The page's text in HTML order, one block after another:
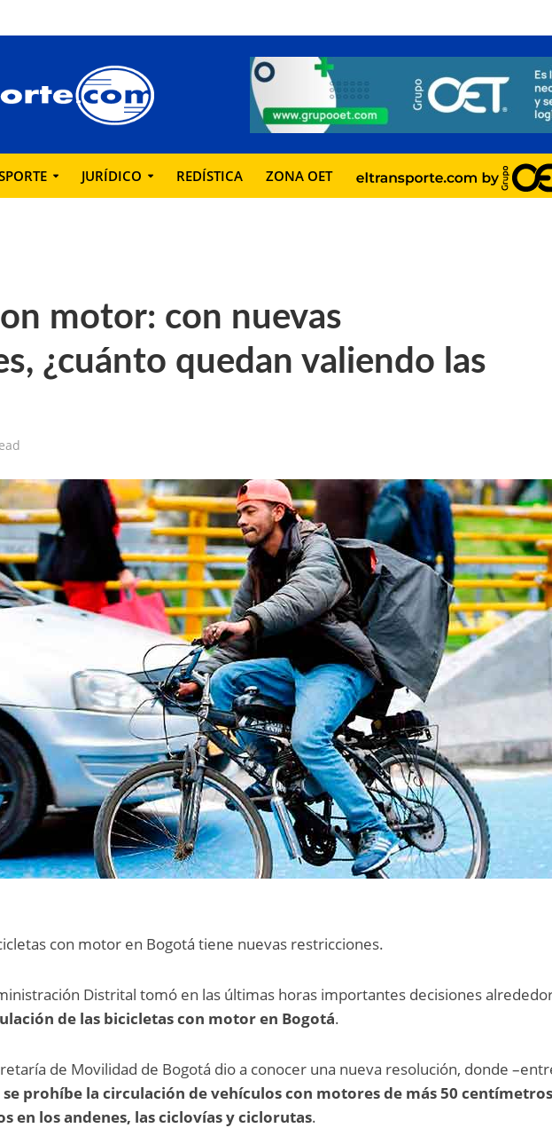
JURÍDICO REDÍSTICA ZONA OET
motor: con nuevas
¿cuánto quedan valiendo las
con motor en Bogotá tiene nuevas restricciones.
Distrital tomó en las últimas horas importantes decisiones
de las bicicletas con motor en Bogotá.
de Movilidad de Bogotá dio a conocer una nueva resolución, donde
se prohíbe la circulación de vehículos con motores de más 50 centímetros
en los andenes, las ciclovías y ciclorutas.